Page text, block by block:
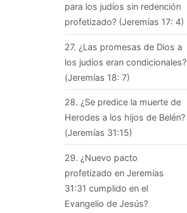
para los judíos sin redención
profetizado? (Jeremías 17: 4)
27. ¿Las promesas de Dios a
los judíos eran condicionales?
(Jeremías 18: 7)
28. ¿Se predice la muerte de
Herodes a los hijos de Belén?
(Jeremías 31:15)
29. ¿Nuevo pacto
profetizado en Jeremías
31:31 cumplido en el
Evangelio de Jesús?